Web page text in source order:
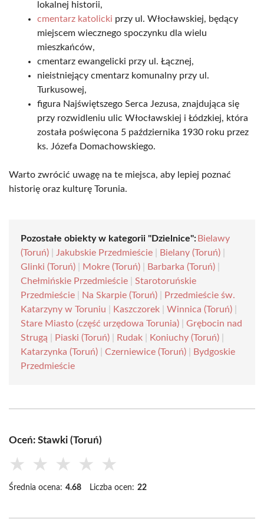
lokalnej historii,
cmentarz katolicki przy ul. Włocławskiej, będący
miejscem wiecznego spoczynku dla wielu
mieszkańców,
cmentarz ewangelicki przy ul. Łącznej,
nieistniejący cmentarz komunalny przy ul.
Turkusowej,
figura Najświętszego Serca Jezusa, znajdująca się
przy rozwidleniu ulic Włocławskiej i Łódzkiej, która
została poświęcona 5 października 1930 roku przez
ks. Józefa Domachowskiego.
Warto zwrócić uwagę na te miejsca, aby lepiej poznać
historię oraz kulturę Torunia.
Pozostałe obiekty w kategorii "Dzielnice": Bielawy
(Toruń)
Jakubskie Przedmieście Bielany (Toruń)
Glinki (Toruń)
Mokre (Toruń) Barbarka (Toruń)
Chełmińskie Przedmieście
Starotoruńskie
Przedmieście
Na Skarpie (Toruń)
Przedmieście św.
Katarzyny w Toruniu
Kaszczorek Winnica (Toruń)
Stare Miasto (część urzędowa Torunia)
Grębocin nad
Strugą
Piaski (Toruń) Rudak Koniuchy (Toruń)
Katarzynka (Toruń)
Czerniewice (Toruń)
Bydgoskie
Przedmieście
Oceń: Stawki (Toruń)
★ ★ ★ ★ ★
Średnia ocena: 4.68 Liczba ocen: 22